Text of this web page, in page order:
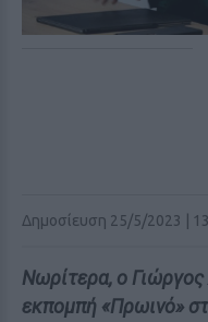
Δημοσίευση 25/5/2023 |
Νωρίτερα, ο Γιώργος
εκπομπή «Πρωινό»